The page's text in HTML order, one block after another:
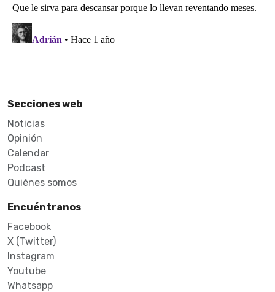
Secciones web
Noticias
Opinión
Calendar
Podcast
Quiénes somos
Encuéntranos
Facebook
X (Twitter)
Instagram
Youtube
Whatsapp